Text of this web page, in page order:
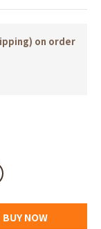
on order
BUY NOW